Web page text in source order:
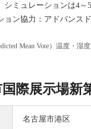
シミュレーションは4
ョン協力：アドバンス
Mean Vote）温度・
国際展示場
名古屋市港区